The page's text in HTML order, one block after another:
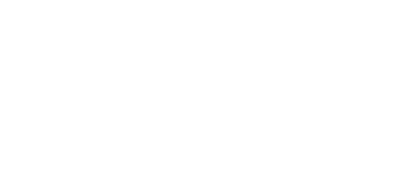
ventil forfatteren
af denne